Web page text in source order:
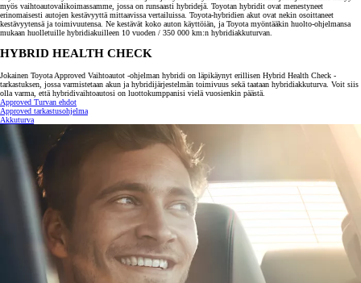
myös vaihtoautovalikoimassamme, jossa on runsaasti hybridejä. Toyotan hybridit ovat menestyneet
erinomaisesti autojen kestävyyttä mittaavissa vertailuissa. Toyota-hybridien akut ovat nekin osoittaneet
kestävyytensä ja toimivuutensa. Ne kestävät koko auton käyttöiän, ja Toyota myöntääkin huolto-ohjelmansa
mukaan huolletuille hybridiakuilleen 10 vuoden / 350 000 km:n hybridiakkuturvan.
HYBRID HEALTH CHECK
Jokainen Toyota Approved Vaihtoautot -ohjelman hybridi on läpikäynyt erillisen Hybrid Health Check -
tarkastuksen, jossa varmistetaan akun ja hybridijärjestelmän toimivuus sekä taataan hybridiakkuturva. Voit siis
olla varma, että hybridivaihtoautosi on luottokumppanisi vielä vuosienkin päästä.
Approved Turvan ehdot
Approved tarkastusohjelma
Akkuturva